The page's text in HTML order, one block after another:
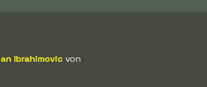
Ibrahimovic von